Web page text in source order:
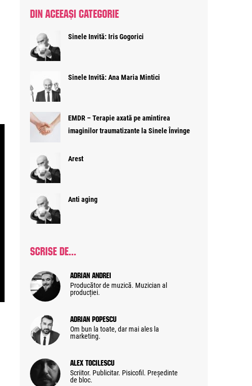
DIN ACEEAȘI CATEGORIE
Sinele Invită: Iris Gogorici
Sinele Invită: Ana Maria Mintici
EMDR – Terapie axată pe amintirea
imaginilor traumatizante la Sinele Învinge
Arest
Anti aging
SCRISE DE...
Adrian Andrei
Producător de muzică. Muzician al
producției.
Adrian Popescu
Om bun la toate, dar mai ales la
marketing.
Alex Tocilescu
Scriitor. Publicitar. Pisicofil. Președinte
de bloc.